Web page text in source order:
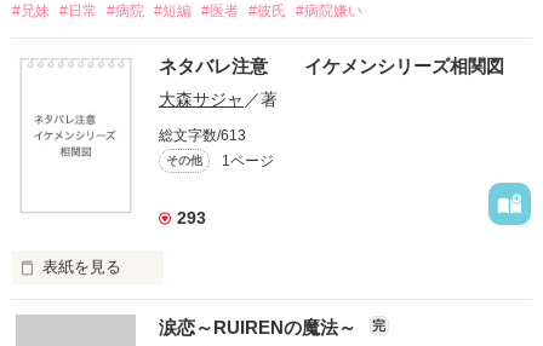
#兄妹 #日常 #病院 #短編 #医者 #彼氏 #病院嫌い
ネタバレ注意 イケメンシリーズ相関図
大森サジャ ／著
総文字数/613
その他 1ページ
293
表紙を見る
イケメンシリーズ相関図
涙恋～RUIRENの魔法～ 完